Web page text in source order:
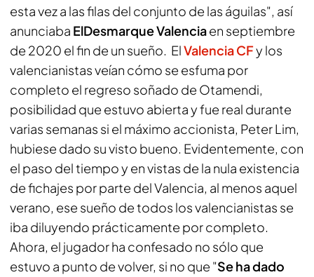
esta vez a las filas del conjunto de las águilas", así
anunciaba ElDesmarque Valenciaen septiembre
de 2020 el fin de un sueño. ElValencia CFy los
valencianistas veían cómo se esfuma por
completo el regreso soñado de Otamendi,
posibilidad que estuvo abierta y fue real durante
varias semanas si el máximo accionista, Peter Lim,
hubiese dado su visto bueno. Evidentemente, con
el paso del tiempo y en vistas de la nula existencia
de fichajes por parte del Valencia, al menos aquel
verano, ese sueño de todos los valencianistas se
iba diluyendo prácticamente por completo.
Ahora, el jugador ha confesado no sólo que
estuvo a punto de volver, si no que "Se ha dado